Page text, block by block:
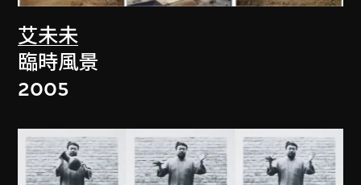
艾未未
臨時風景
2005